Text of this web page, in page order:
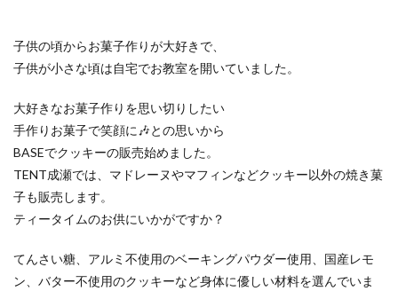
子供の頃からお菓子作りが大好きで、
子供が小さな頃は自宅でお教室を開いていました。
大好きなお菓子作りを思い切りしたい
手作りお菓子で笑顔に🎶との思いから
BASEでクッキーの販売始めました。
TENT成瀬では、マドレーヌやマフィンなどクッキー以外の焼き菓
子も販売します。
ティータイムのお供にいかがですか？
てんさい糖、アルミ不使用のベーキングパウダー使用、国産レモ
ン、バター不使用のクッキーなど身体に優しい材料を選んでいま